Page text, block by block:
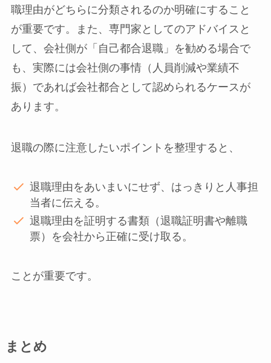
職理由がどちらに分類されるのか明確にすること
が重要です。また、専門家としてのアドバイスと
して、会社側が「自己都合退職」を勧める場合で
も、実際には会社側の事情（人員削減や業績不
振）であれば会社都合として認められるケースが
あります。
退職の際に注意したいポイントを整理すると、
退職理由をあいまいにせず、はっきりと人事担
当者に伝える。
退職理由を証明する書類（退職証明書や離職
票）を会社から正確に受け取る。
ことが重要です。
まとめ